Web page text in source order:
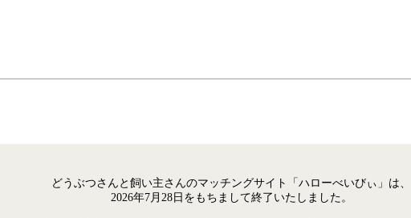
どうぶつさんと飼い主さんのマッチングサイト「ハローべいびぃ」は、
2026年7月28日をもちまして終了いたしました。